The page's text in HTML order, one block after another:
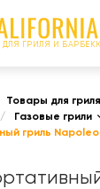
ДЛЯ ГРИЛЯ И
Товары для
/ Газовые грили
гриль